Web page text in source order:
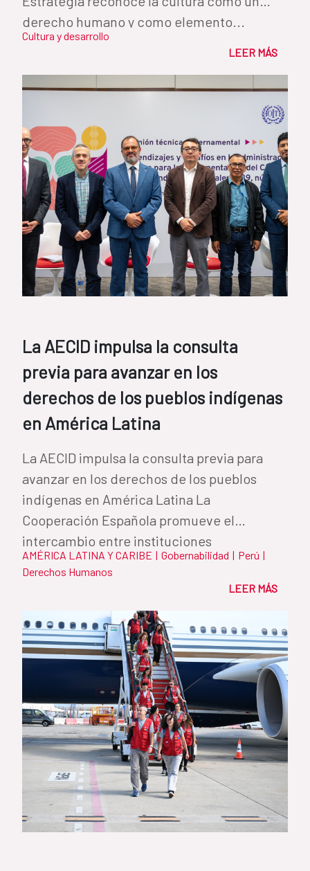
derecho humano y como elemento...
Cultura y desarrollo
LEER MÁS
La AECID impulsa la consulta
previa para avanzar en los
derechos de los pueblos indígenas
en América Latina
La AECID impulsa la consulta previa para
avanzar en los derechos de los pueblos
indígenas en América Latina La
Cooperación Española promueve el
intercambio entre instituciones
iberoamericanas para...
AMÉRICA LATINA Y CARIBE | Gobernabilidad | Perú |
Derechos Humanos
LEER MÁS